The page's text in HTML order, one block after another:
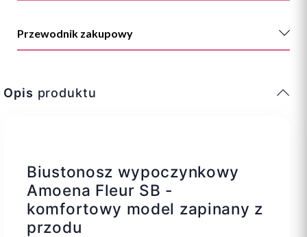
Przewodnik zakupowy
Opis produktu
Biustonosz wypoczynkowy
Amoena Fleur SB -
komfortowy model zapinany z
przodu